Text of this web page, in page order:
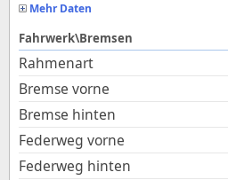
Mehr Daten
Fahrwerk\Bremsen
Rahmenart
Bremse vorne
Bremse hinten
Federweg vorne
Federweg hinten